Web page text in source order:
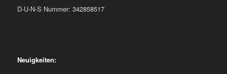
D-U-N-S Nummer: 342858517
Neuigkeiten: